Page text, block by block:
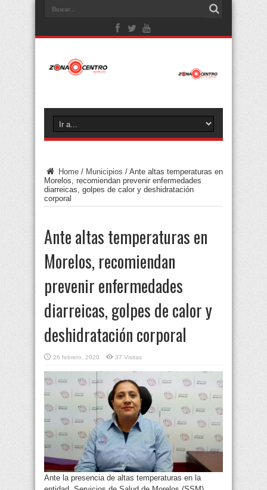
Home / Municipios / Ante altas temperaturas en
Morelos, recomiendan prevenir enfermedades
diarreicas, golpes de calor y deshidratación
corporal
Ante altas temperaturas en
Morelos, recomiendan
prevenir enfermedades
diarreicas, golpes de calor y
deshidratación corporal
26 febrero, 2020 37 Visitas
Ante la presencia de altas temperaturas en la